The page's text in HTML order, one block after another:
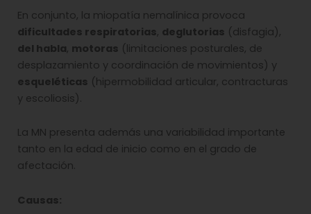
En conjunto, la miopatía nemalínica provoca
dificultades respiratorias, deglutorias (disfagia),
del habla, motoras (limitaciones posturales, de
desplazamiento y coordinación de movimientos) y
esqueléticas (hipermobilidad articular, contracturas
y escoliosis).
La MN presenta además una variabilidad importante
tanto en la edad de inicio como en el grado de
afectación.
Causas: